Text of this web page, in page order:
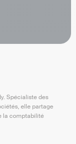
Spécialiste des
elle partage
la comptabilité